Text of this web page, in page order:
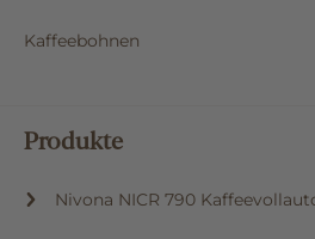
Kaffeebohnen
Produkte
Nivona NICR 790